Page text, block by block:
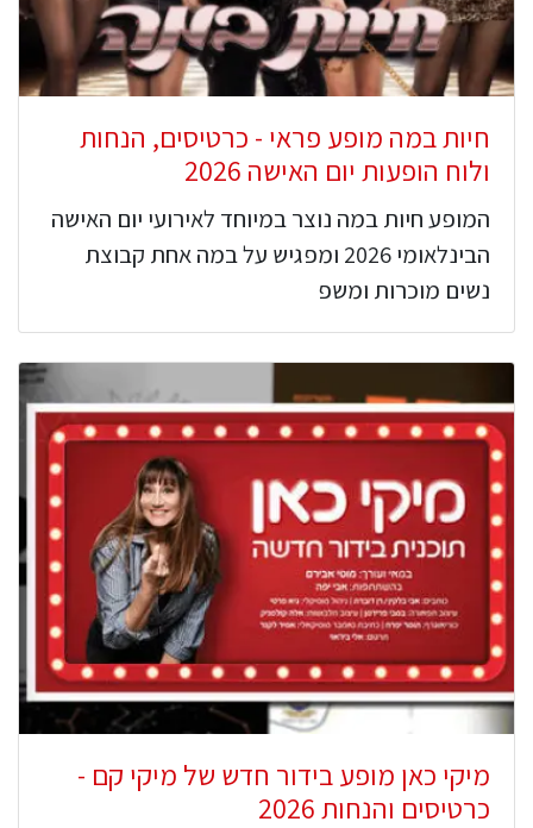
חיות במה מופע פראי - כרטיסים, הנחות
ולוח הופעות יום האישה 2026
המופע חיות במה נוצר במיוחד לאירועי יום האישה
הבינלאומי 2026 ומפגיש על במה אחת קבוצת
נשים מוכרות ומשפ
מיקי כאן מופע בידור חדש של מיקי קם -
כרטיסים והנחות 2026